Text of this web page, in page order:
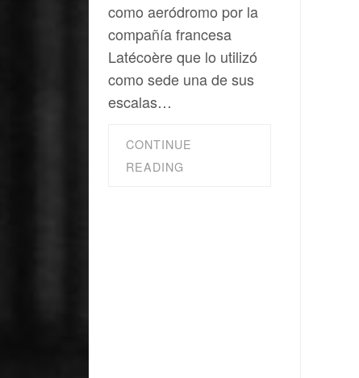
como aeródromo por la
compañía francesa
Latécoère que lo utilizó
como sede una de sus
escalas…
CONTINUE
READING